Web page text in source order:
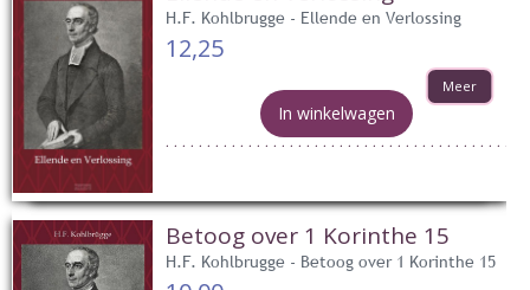
H.F. Kohlbrugge - Ellende en Verlossing
12,25
Meer
In winkelwagen
Betoog over 1 Korinthe 15
H.F. Kohlbrugge - Betoog over 1 Korinthe 15